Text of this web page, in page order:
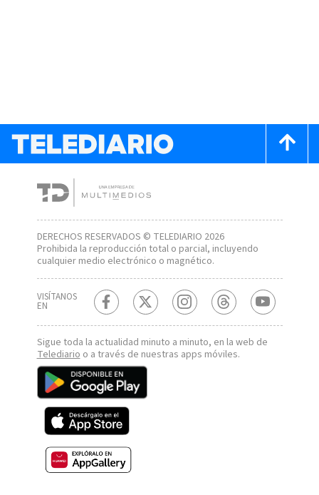
DERECHOS RESERVADOS © TELEDIARIO 2026
Prohibida la reproducción total o parcial, incluyendo
cualquier medio electrónico o magnético.
VISÍTANOS
EN
Sigue toda la actualidad minuto a minuto, en la web de
Telediario o a través de nuestras apps móviles.